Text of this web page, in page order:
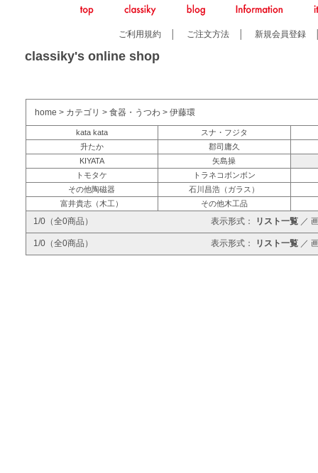
ご利用規約 ご注文方法 新規会員登録
classiky's online shop
home > カテゴリ > 食器・うつわ > 伊藤環
kata kata
スナ・フジタ
升たか
郡司庸久
KIYATA
矢島操
トモタケ
トラネコボンボン
その他陶磁器
石川昌浩（ガラス）
富井貴志（木工）
その他木工品
1/0（全0商品） 表示形式： リスト一覧 ／
1/0（全0商品） 表示形式： リスト一覧 ／